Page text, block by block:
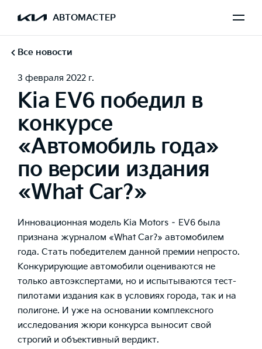
АВТОМАСТЕР
Все новости
3 февраля 2022 г.
Kia EV6 победил в
конкурсе
«Автомобиль года»
по версии издания
«What Car?»
Инновационная модель Kia Motors – EV6 была
признана журналом «What Car?» автомобилем
года. Стать победителем данной премии непросто.
Конкурирующие автомобили оцениваются не
только автоэкспертами, но и испытываются тест-
пилотами издания как в условиях города, так и на
полигоне. И уже на основании комплексного
исследования жюри конкурса выносит свой
строгий и объективный вердикт.